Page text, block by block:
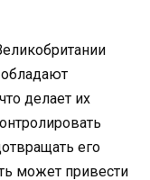
делает их
его
может привести